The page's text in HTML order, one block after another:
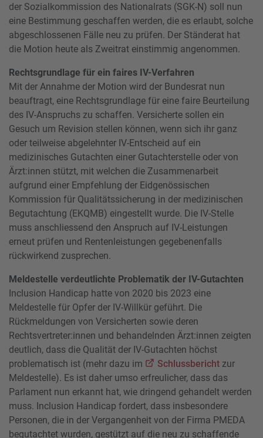
der Sozialkommission des Nationalrats (SGK-N) soll nun
eine Bestimmung geschaffen werden, die es erlaubt, solche
abgeschlossenen Fälle neu zu prüfen. Der Ständerat hat
die Motion heute als Zweitrat einstimmig angenommen.
Rechtsgrundlage für ein faires IV-Verfahren
Mit der Annahme der Motion wird der Bundesrat nun
beauftragt, eine Rechtsgrundlage für eine faire Beurteilung
des IV-Anspruchs zu schaffen. Versicherte sollen ein
Gesuch um Revision stellen können, wenn sich ihr ganz
oder teilweise abgelehnter IV-Entscheid auf ein
medizinisches Gutachten einer Gutachterstelle oder von
Ärzt:innen stützt, mit welchen die Zusammenarbeit
aufgrund einer Empfehlung der Eidgenössischen
Kommission für Qualitätssicherung in der medizinischen
Begutachtung (EKQMB) eingestellt wurde. Die IV-Stelle
muss anschliessend den Anspruch auf IV-Leistungen
erneut prüfen und Rentenleistungen gegebenenfalls
rückwirkend zusprechen.
Meldestelle verdeutlichte Problematik der IV-Gutachten
Inclusion Handicap hatte von 2020 bis 2023 eine
Meldestelle für Opfer der IV-Willkür geführt. Die
Rückmeldungen von Versicherten sowie deren
Rechtsvertreter:innen und behandelnden Ärzt:innen zeigten
deutlich, dass die Qualität der IV-Gutachten höchst
problematisch ist (mehr dazu im
Schlussbericht zur
Meldestelle). Es ist daher umso erfreulicher, dass das
Parlament nun erkannt hat, wie dringend gehandelt werden
muss. Inclusion Handicap fordert, dass insbesondere
Personen, die in der Vergangenheit von der Firma PMEDA
begutachtet wurden, gestützt auf die neu zu schaffende